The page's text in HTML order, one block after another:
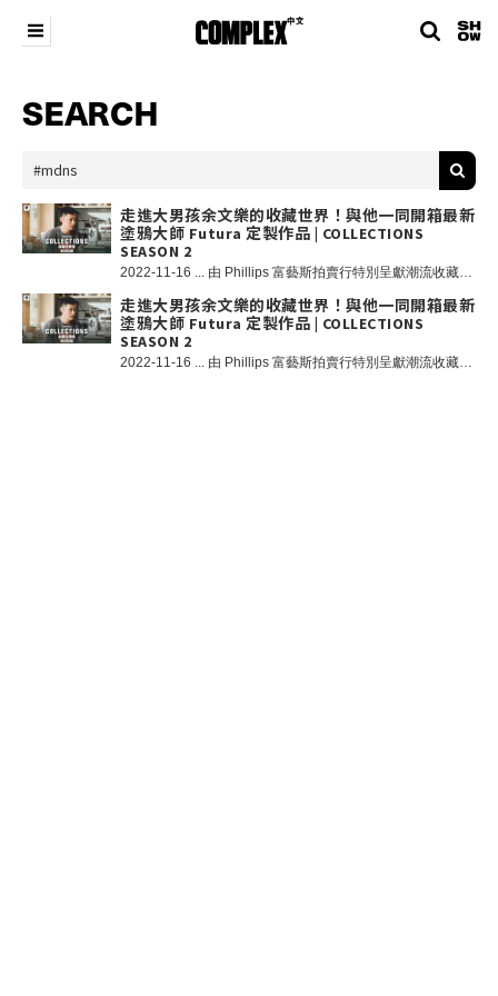
SEARCH
走進大男孩余文樂的收藏世界！與他一同開箱最新
塗鴉大師 Futura 定製作品 | COLLECTIONS
SEASON 2
2022-11-16 ... 由 Phillips 富藝斯拍賣行特別呈獻潮流收藏文化探索節目《COLLECTIONS》（收藏在哪裡？）第二季正式上架。我們將繼續與潮流文化界的 OG 和新世代收藏家們做交流，探索收藏家及他們最引以為傲的藏品背後的文化和故事。收藏或許通常是個昂貴的愛好，但如果能像 Shawn Yue 余文樂一樣，把每次挑選，探尋，研究和購買收藏品的過程當做深入了解某個文化或某位藝術家的全方位體驗式課程，那麼這樣的投資可能會更加物有所值。近兩年，阿樂拍攝了名為《Inside Out》的迷你紀錄片來與大家分享這位潮流 Icon 的品味生活以及私下最喜歡的東西。阿樂習慣在對某樣東西「瞭如指掌」後，再決定入手。雖然這應該是人們在收藏甚至購買任何東西之前再正常不過的常規流程，但在跟風、炒作橫行的現代社會，似乎越來越少的人在意收藏品背後的意義和價值。「男人無論多大都是大男孩」這個說法，余文樂也讚同，而收藏則成為了像阿樂和許多大男孩們長大之後的共同愛好。無論是節目中向 COLLECTIONS 鏡頭展示的自行車或是 adidas 與 Gucci 聯乘球鞋，都是大男孩們很難拒絕的收藏類別，不過余文樂也表示，結婚後減少球鞋的收藏。在余文樂的眾多收藏品裡面，美國塗鴉大師 Futura 的作品乃他的最愛。這位大師級人物在上世紀七十年代的紐約定義了塗鴉運動，並且在真正意義上將街頭與藝術合二為一。阿樂在紐約《Inside Out》拍攝期間與 Futura 結緣，現在我們可以有機會和阿樂一起現場 Unbox 一幅來自備受尊敬的美國塗鴉大師 Futura 的定製作品，也是今集的 PHILLIPS PICK。《COLLECTIONS》以 COMPLEX 經典節目《Closets》為藍本，我們將繼續與潮流文化界的 OG 和新世代收藏家們做交流，探索收藏家及他們最引以為傲的藏品背後的文化和故事，本季嘉賓包括：香港潮流教父葛民輝、潮流 Icon 余文樂、《Vogue》台灣主編孫怡、Cookie DPT 創始人Wil Fang 等，你最期待看到哪一位的收藏？ 關於 Phillips 富藝斯富藝斯拍賣行（Phillips）為全球首屈一指的二十及廿一世紀藝術與設計品交易平台，在二十世紀及當代藝術、設計、攝影、版本作品、名表及珠寶各方面均具豐富經驗，致力為收藏家提供專業卓越的服務及意見。富藝斯於紐約、倫敦、日內瓦及香港均設有拍賣中心。 富藝斯香港秋季拍賣即將於 11 月 27 日至 12 月 1 日在金鐘 JW 萬豪酒店舉行，呈獻二十世紀及當代藝術和設計佳作、珍貴名表及精美珠寶。觀看拍賣直播、瀏覽電子圖錄及參與網絡競投請瀏覽 www.phillips.com。
走進大男孩余文樂的收藏世界！與他一同開箱最新
塗鴉大師 Futura 定製作品 | COLLECTIONS
SEASON 2
2022-11-16 ... 由 Phillips 富藝斯拍賣行特別呈獻潮流收藏文化探索節目《COLLECTIONS》（收藏在哪裡？）第二季正式上架。我們有幸能走進大男孩余文樂的收藏世界，正如余文樂所言「男人總是一個長不大的大男孩」，收藏成為了像阿樂和許多大男孩們長大後的共同愛好。無論是節目中我們展示的自行車或是 adidas 與 Gucci 聯乘球鞋，都是大男孩們很難拒絕的收藏類別！今集我們更有機會和阿樂一起現場開箱一幅來自備受尊敬的美國塗鴉大師 Futura 的定製作品！各位熱愛收藏的大男孩們請勿錯過！ 《COLLECTIONS》以 COMPLEX 經典節目《Closets》為藍本，我們將繼續與潮流文化界的 OG 和新世代收藏家們做交流，探索收藏家及他們最引以為傲的藏品背後的文化和故事，本季嘉賓包括：香港潮流教父葛民輝、潮流 Icon 余文樂、《Vogue》台灣主編孫怡、Cookie DPT 創始人Wil Fang 等，你最期待看到哪一位的收藏？ 關於 Phillips 富藝斯 富藝斯拍賣行（Phillips）為全球首屈一指的二十及廿一世紀藝術與設計品交易平台，在二十世紀及當代藝術、設計、攝影、版本作品、名表及珠寶各方面均具豐富經驗，致力為收藏家提供專業卓越的服務及意見。富藝斯於紐約、倫敦、日內瓦及香港均設有拍賣中心。 富藝斯香港秋季拍賣即將於 11 月 27 日至 12 月 1 日在金鐘 JW 萬豪酒店舉行，呈獻二十世紀及當代藝術和設計佳作、珍貴名表及精美珠寶。觀看拍賣直播、瀏覽電子圖錄及參與網絡競投請瀏覽 www.phillips.com。